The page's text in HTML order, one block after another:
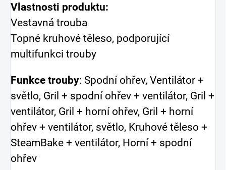
Vlastnosti produktu:
Vestavná trouba
Topné kruhové těleso, podporující
multifunkci trouby
Funkce trouby: Spodní ohřev, Ventilátor +
světlo, Gril + spodní ohřev + ventilátor, Gril +
ventilátor, Gril + horní ohřev, Gril + horní
ohřev + ventilátor, světlo, Kruhové těleso +
SteamBake + ventilátor, Horní + spodní
ohřev